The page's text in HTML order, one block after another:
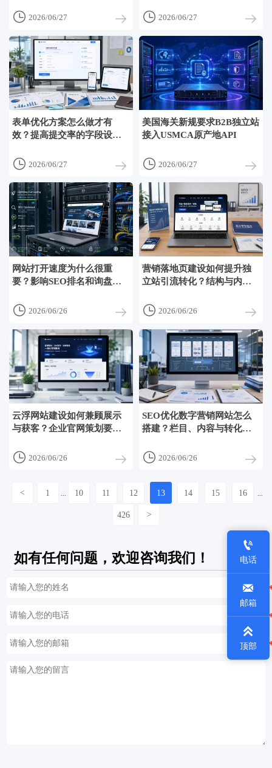
 2026/06/27  2026/06/27
表单优化方案怎么做才有
效？提高提交率的字段设计
 2026/06/27
美国海关新规要求B2B独立站
接入USMCA原产地API
 2026/06/27
网站打开速度为什么很重
要？影响SEO排名和询盘转
 2026/06/26
营销落地页建设如何提升独
立站引流转化？结构与内容
 2026/06/26
云浮网站建设如何兼顾展示
与获客？企业官网策划要点
 2026/06/26
SEO优化数字营销网站怎么
搭建？栏目、内容与转化路
 2026/06/26
< 1 10 11 12 13 14 15 16
426 >
如有任何问题，欢迎咨询我们！

电话

邮箱

顶部